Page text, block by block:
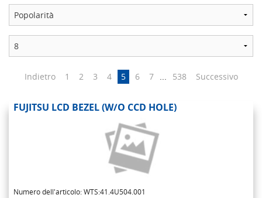
Indietro 1 2 3 4 5 6 7 ... 538 Successivo
FUJITSU LCD BEZEL (W/O CCD HOLE)
Numero dell'articolo: WTS:41.4U504.001